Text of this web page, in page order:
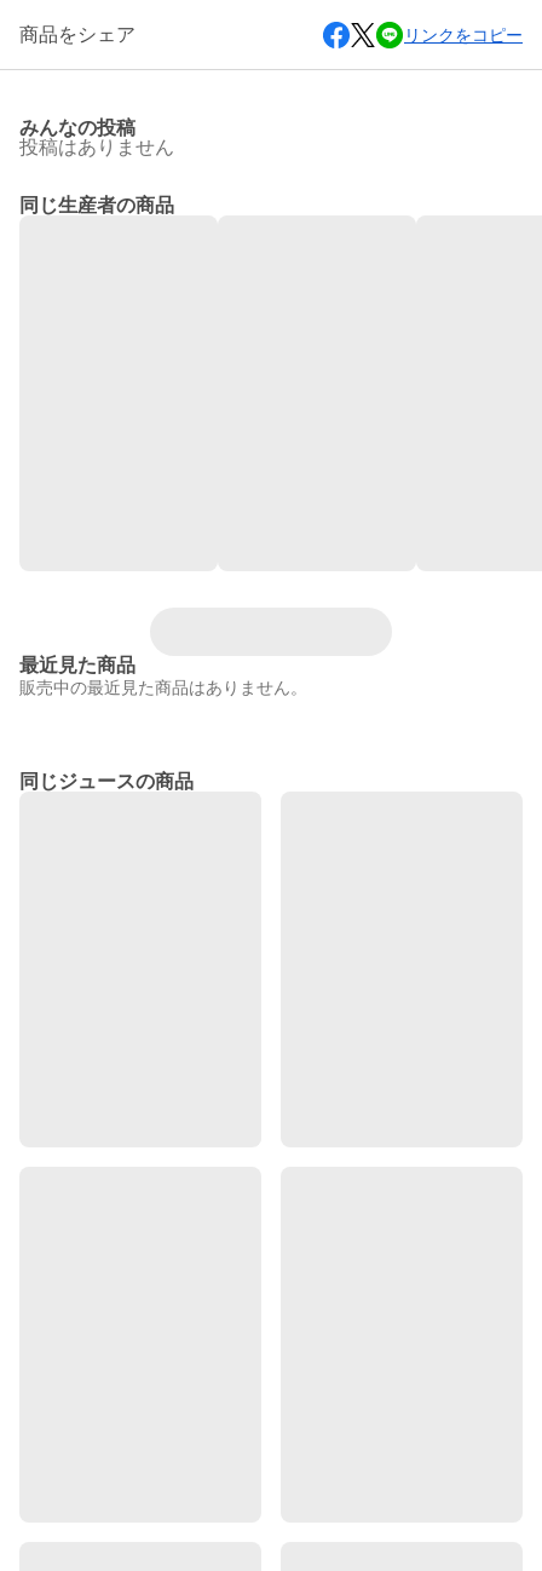
商品をシェア リンクをコピー
みんなの投稿
投稿はありません
同じ生産者の商品
最近見た商品
販売中の最近見た商品はありません。
同じジュースの商品